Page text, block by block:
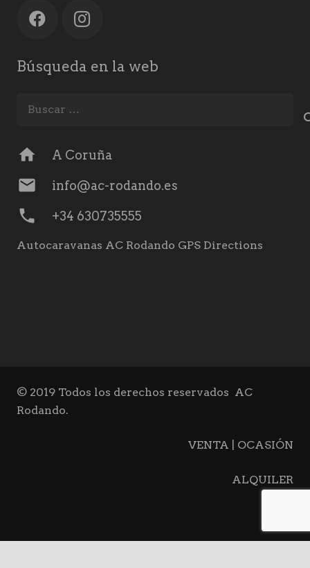
Búsqueda en la web
home A Coruña
mail info@ac-rodando.es
phone +34 630735555
Autocaravanas AC Rodando GPS Directions
© 2019 Todos los derechos reservados AC
Rodando.
VENTA | OCASIÓN
ALQUILER